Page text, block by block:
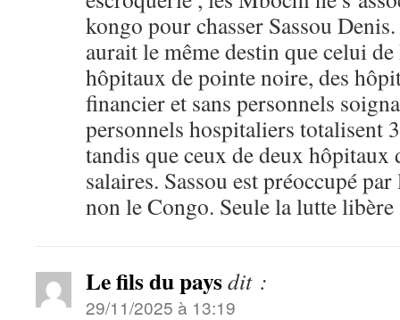
kongo pour chasser Sassou
aurait le même destin que celui
hôpitaux de pointe noire, des
financier et sans personnels
personnels hospitaliers totalisent
tandis que ceux de deux hôpitaux
salaires. Sassou est préoccupé
non le Congo. Seule la lutte
Le fils du paysdit :
29/11/2025 à 13:19